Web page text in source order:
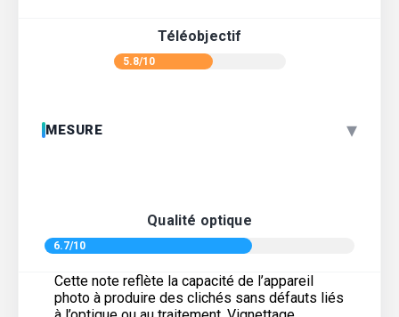
Téléobjectif
5.8/10
MESURE ▾
Qualité optique
6.7/10
Cette note reflète la capacité de l’appareil
photo à produire des clichés sans défauts liés